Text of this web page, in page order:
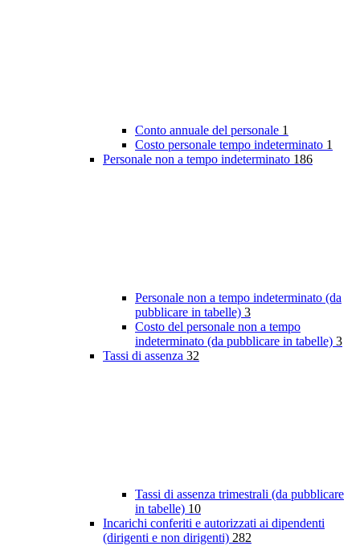
Conto annuale del personale 1
Costo personale tempo indeterminato 1
Personale non a tempo indeterminato 186
Personale non a tempo indeterminato (da
pubblicare in tabelle) 3
Costo del personale non a tempo
indeterminato (da pubblicare in tabelle) 3
Tassi di assenza 32
Tassi di assenza trimestrali (da pubblicare
in tabelle) 10
Incarichi conferiti e autorizzati ai dipendenti
(dirigenti e non dirigenti) 282